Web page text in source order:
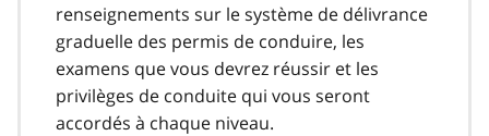
renseignements sur le système de délivrance
graduelle des permis de conduire, les
examens que vous devrez réussir et les
privilèges de conduite qui vous seront
accordés à chaque niveau.